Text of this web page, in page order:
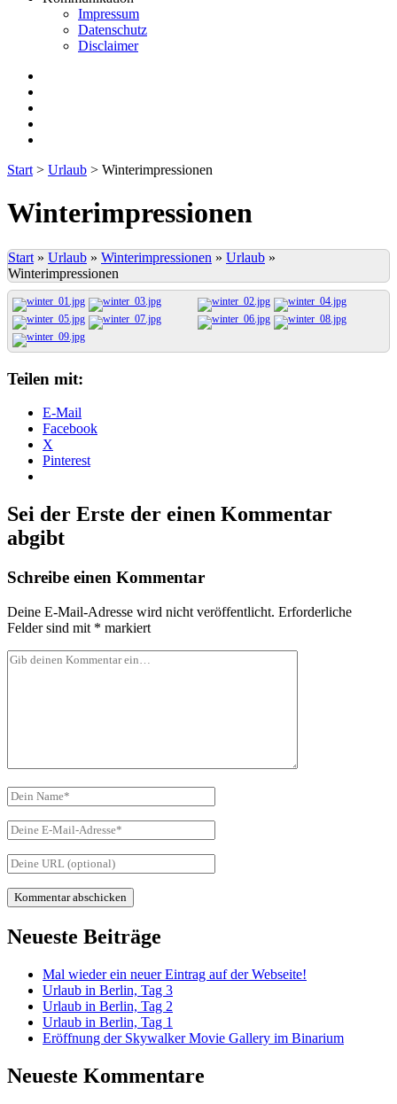
Impressum
Datenschutz
Disclaimer
Start > Urlaub > Winterimpressionen
Winterimpressionen
Start » Urlaub » Winterimpressionen » Urlaub »
Winterimpressionen
Teilen mit:
E-Mail
Facebook
X
Pinterest
Sei der Erste der einen Kommentar
abgibt
Schreibe einen Kommentar
Deine E-Mail-Adresse wird nicht veröffentlicht. Erforderliche
Felder sind mit * markiert
Dein
Dein
Name
Deine
E-
Mail-
Adresse
Deine
Website-
URL
Primäre
Neueste Beiträge
Mal wieder ein neuer Eintrag auf der Webseite!
Urlaub in Berlin, Tag 3
Urlaub in Berlin, Tag 2
Urlaub in Berlin, Tag 1
Eröffnung der Skywalker Movie Gallery im Binarium
Neueste Kommentare